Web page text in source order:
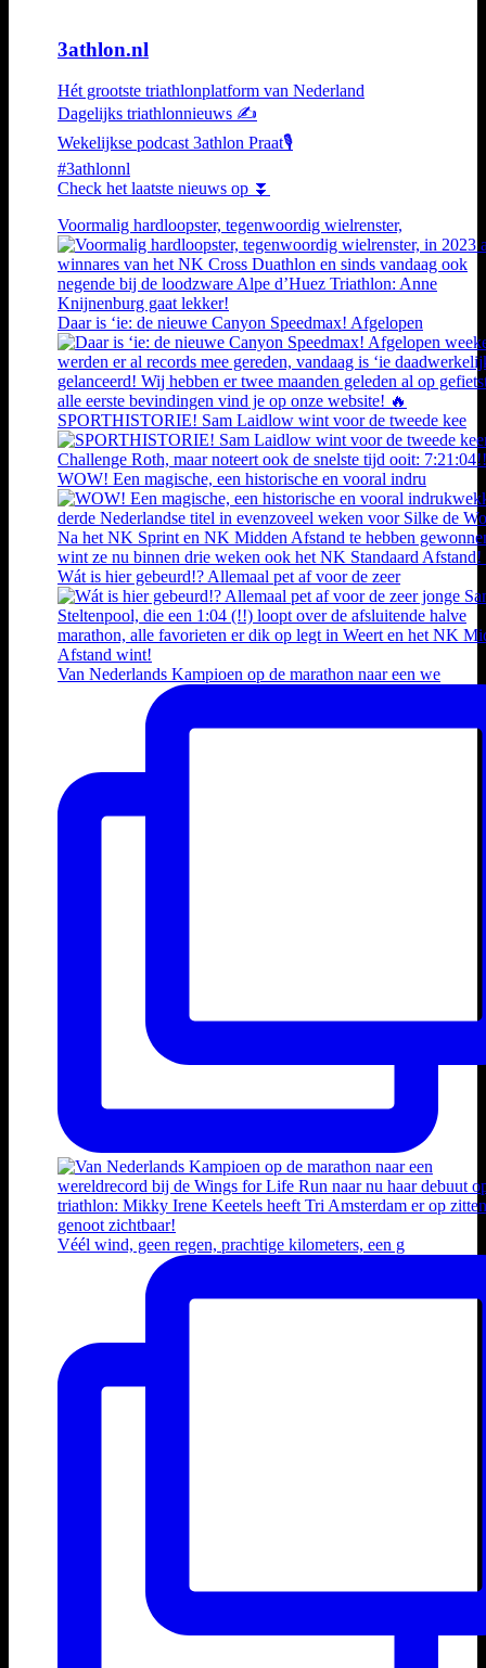
3athlon.nl
Hét grootste triathlonplatform van Nederland
Dagelijks triathlonnieuws ✍️
Wekelijkse podcast 3athlon Praat🎙️
#3athlonnl
Check het laatste nieuws op ⏬
Voormalig hardloopster, tegenwoordig wielrenster,
Daar is ‘ie: de nieuwe Canyon Speedmax! Afgelopen
SPORTHISTORIE! Sam Laidlow wint voor de tweede kee
WOW! Een magische, een historische en vooral indru
Wát is hier gebeurd!? Allemaal pet af voor de zeer
Van Nederlands Kampioen op de marathon naar een we
Véél wind, geen regen, prachtige kilometers, een g